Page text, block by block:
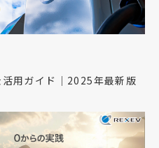
活用ガイド｜2025年最新版